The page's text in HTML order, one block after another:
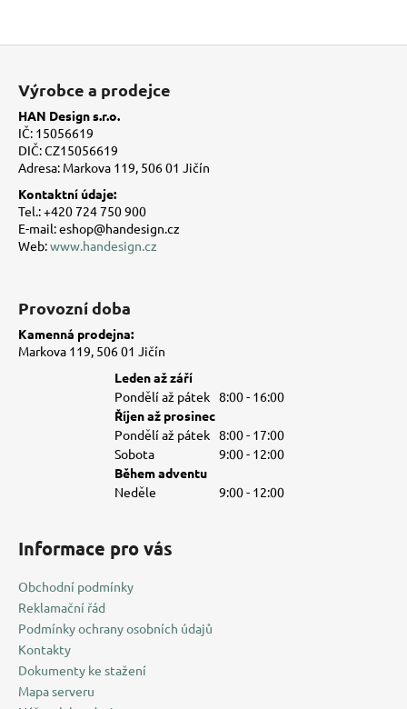
Výrobce a prodejce
HAN Design s.r.o.
IČ: 15056619
DIČ: CZ15056619
Adresa: Markova 119, 506 01 Jičín
Kontaktní údaje:
Tel.: +420 724 750 900
E-mail: eshop@handesign.cz
Web:www.handesign.cz
Provozní doba
Kamenná prodejna:
Markova 119, 506 01 Jičín
Leden až září
Pondělí až pátek 8:00 - 16:00
Říjen až prosinec
Pondělí až pátek 8:00 - 17:00
Sobota
9:00 - 12:00
Během adventu
Neděle
9:00 - 12:00
Informace pro vás
Obchodní podmínky
Reklamační řád
Podmínky ochrany osobních údajů
Kontakty
Dokumenty ke stažení
Mapa serveru